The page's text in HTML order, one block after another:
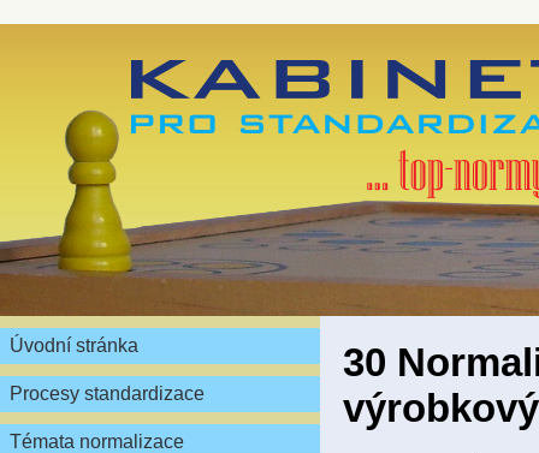
Úvodní stránka
Procesy standardizace
Témata normalizace
30